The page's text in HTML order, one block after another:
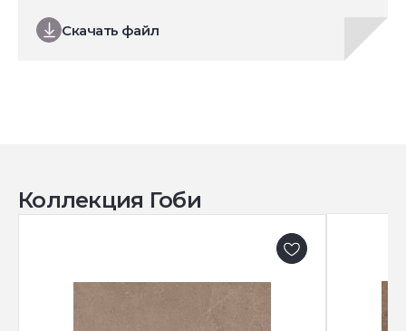
Скачать файл
Коллекция Гоби